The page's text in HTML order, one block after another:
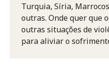
Turquia, Síria,
outras. Onde quer que
outras situações de
para aliviar o